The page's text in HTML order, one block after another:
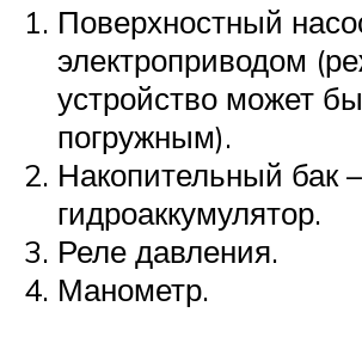
Поверхностный
электроприводом
устройство может
погружным).
Накопительный бак –
гидроаккумулятор.
Реле давления.
Манометр.